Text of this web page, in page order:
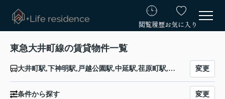
閲覧履歴お気に入り
東急大井町線の賃貸物件一覧
大井町駅,下神明駅,戸越公園駅,中延駅,荏原町駅,旗の台駅,北千束駅,大岡山駅,緑が丘駅,自由が丘駅,九品仏駅,尾山台駅,等々力駅,上野毛駅,二子玉川駅,二子新地駅,高津駅,武蔵溝ノ口駅 変更
条件から探す 変更